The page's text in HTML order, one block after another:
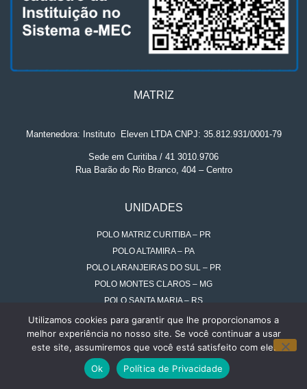
MATRIZ
Mantenedora: Instituto. Eleven LTDA CNPJ: 35.812.931/0001-79
Sede em Curitiba / 41 3010.9706
Rua Barão do Rio Branco, 404 – Centro
UNIDADES
POLO MATRIZ CURITIBA – PR
POLO ALTAMIRA – PA
POLO LARANJEIRAS DO SUL – PR
POLO MONTES CLAROS – MG
POLO SANTA MARIA – RS
POLO QUEDAS DO IGUAÇU – PR
POLO UNIÃO DA VITÓRIA – PR
QUEM SOMOS
Utilizamos cookies para garantir que lhe proporcionamos a
melhor experiência no nosso site. Se você continuar a usar
este site, assumiremos que você está satisfeito com ele.
Ok
Política de Privacidade